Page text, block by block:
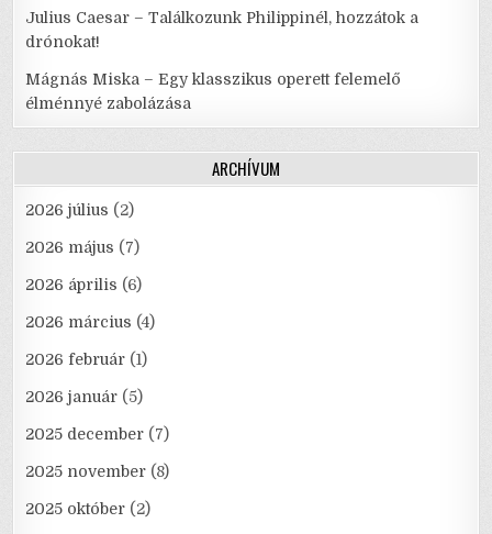
Julius Caesar – Találkozunk Philippinél, hozzátok a
drónokat!
Mágnás Miska – Egy klasszikus operett felemelő
élménnyé zabolázása
ARCHÍVUM
2026 július (2)
2026 május (7)
2026 április (6)
2026 március (4)
2026 február (1)
2026 január (5)
2025 december (7)
2025 november (8)
2025 október (2)